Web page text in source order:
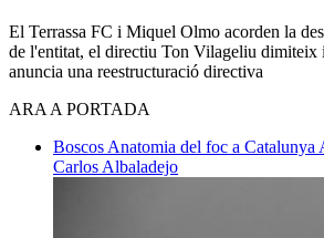
El Terrassa FC i Miquel Olmo acorden la
de l'entitat, el directiu Ton Vilageliu dimiteix
anuncia una reestructuració directiva
ARA A PORTADA
Boscos Anatomia del foc a Catalunya
Carlos Albaladejo